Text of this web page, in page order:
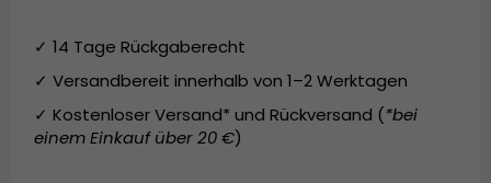
✓ 14 Tage Rückgaberecht
✓ Versandbereit innerhalb von 1–2 Werktagen
✓ Kostenloser Versand* und Rückversand (*bei
einem Einkauf über 20 €)